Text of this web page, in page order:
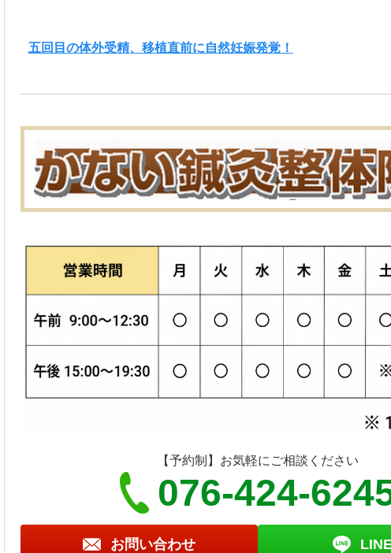
五回目の体外受精、移植直前に自然妊娠発覚！
【予約制】お気軽にご相談ください
076-424-
お問い合わせ